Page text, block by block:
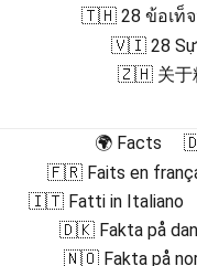
🇹🇭 28 ข้อเท็จ
🇻🇮 28 Sự
🇿🇭 关于
🌍 Facts
🇫🇷 Faits en
🇮🇹 Fatti in Italiano
🇩🇰 Fakta på
🇳🇴 Fakta på